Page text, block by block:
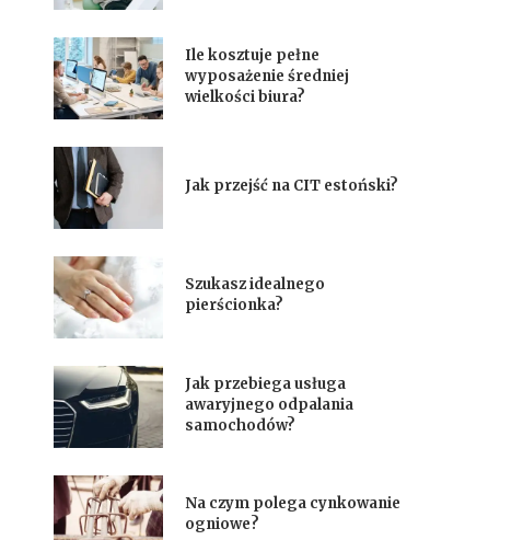
Ile kosztuje pełne
wyposażenie średniej
wielkości biura?
Jak przejść na CIT estoński?
Szukasz idealnego
pierścionka?
Jak przebiega usługa
awaryjnego odpalania
samochodów?
Na czym polega cynkowanie
ogniowe?